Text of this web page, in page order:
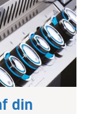
din